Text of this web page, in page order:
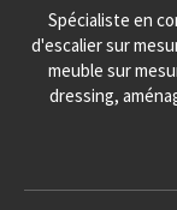
Spécialiste en
d'escalier sur
meuble sur
dressing,